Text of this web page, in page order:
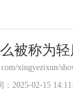
被称为轻
xingyezixun/
：2025-02-15